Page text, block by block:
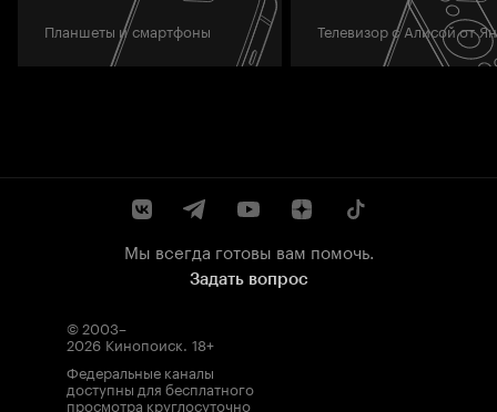
Планшеты и смартфоны Телевизор с Алисой от
Мы всегда готовы вам помочь.
Задать вопрос
© 2003–
2026 Кинопоиск. 18+
Федеральные каналы
доступны для бесплатного
просмотра круглосуточно